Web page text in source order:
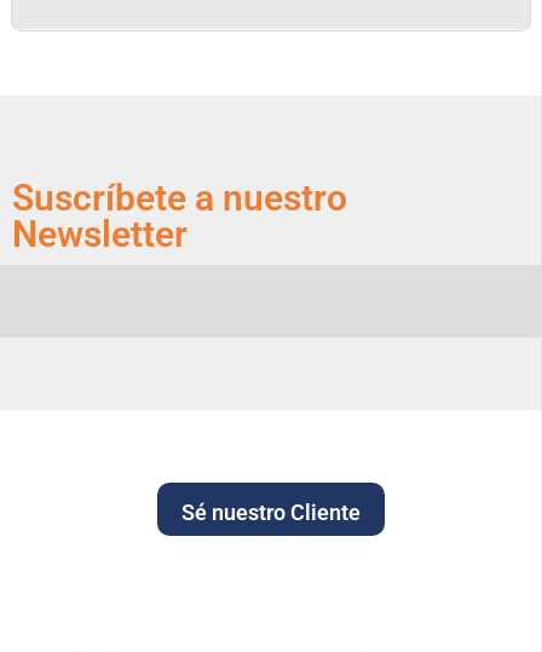
Suscríbete a nuestro
Newsletter
Sé nuestro Cliente